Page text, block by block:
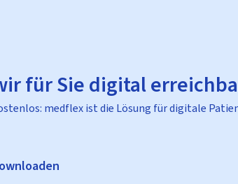
für Sie digital
medflex ist die Lösung für digitale